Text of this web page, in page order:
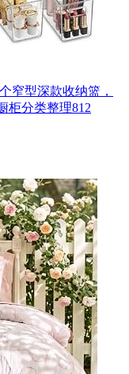
窄型深款收纳篮，
柜分类整理812